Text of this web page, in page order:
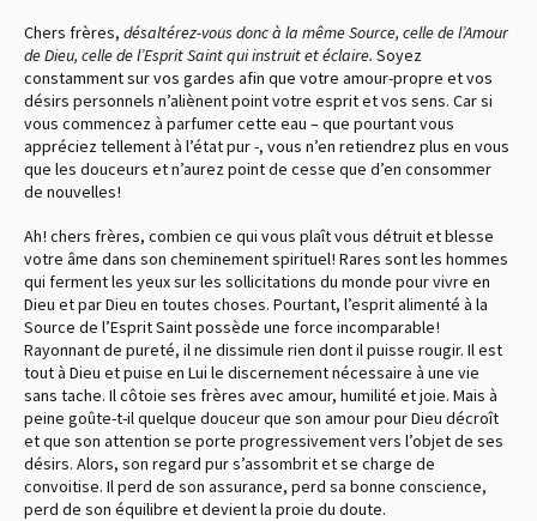
Chers frères, désaltérez-vous donc à la même Source, celle de l’Amour
de Dieu, celle de l’Esprit Saint qui instruit et éclaire. Soyez
constamment sur vos gardes afin que votre amour-propre et vos
désirs personnels n’aliènent point votre esprit et vos sens. Car si
vous commencez à parfumer cette eau – que pourtant vous
appréciez tellement à l’état pur -, vous n’en retiendrez plus en vous
que les douceurs et n’aurez point de cesse que d’en consommer
de nouvelles !
Ah ! chers frères, combien ce qui vous plaît vous détruit et blesse
votre âme dans son cheminement spirituel ! Rares sont les hommes
qui ferment les yeux sur les sollicitations du monde pour vivre en
Dieu et par Dieu en toutes choses. Pourtant, l’esprit alimenté à la
Source de l’Esprit Saint possède une force incomparable !
Rayonnant de pureté, il ne dissimule rien dont il puisse rougir. Il est
tout à Dieu et puise en Lui le discernement nécessaire à une vie
sans tache. Il côtoie ses frères avec amour, humilité et joie. Mais à
peine goûte-t-il quelque douceur que son amour pour Dieu décroît
et que son attention se porte progressivement vers l’objet de ses
désirs. Alors, son regard pur s’assombrit et se charge de
convoitise. Il perd de son assurance, perd sa bonne conscience,
perd de son équilibre et devient la proie du doute.